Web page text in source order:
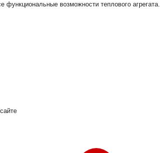
функциональные возможности теплового агрегата.